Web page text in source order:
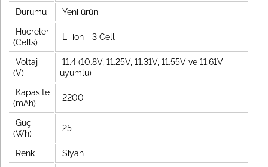
Durumu Yeni ürün
Hücreler
(Cells)
Li-ion - 3 Cell
Voltaj
(V)
11.4 (10.8V, 11.25V, 11.31V, 11.55V ve 11.61V
uyumlu)
Kapasite
(mAh)
2200
Güç
(Wh)
25
Renk Siyah